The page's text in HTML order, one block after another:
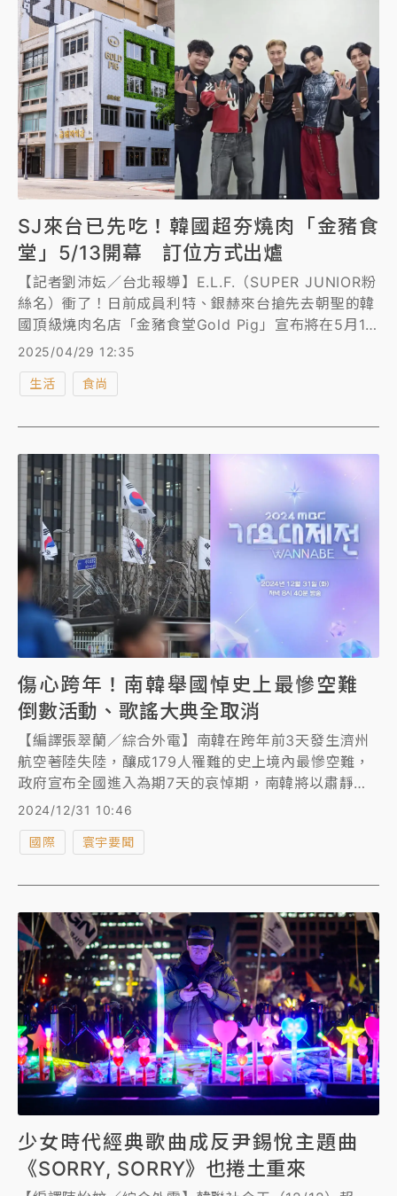
SJ來台已先吃！韓國超夯燒肉「金豬食
堂」5/13開幕 訂位方式出爐
【記者劉沛妘／台北報導】E.L.F.（SUPER JUNIOR粉
絲名）衝了！日前成員利特、銀赫來台搶先去朝聖的韓
國頂級燒肉名店「金豬食堂Gold Pig」宣布將在5月13
日插旗台北中山區正式開幕！事實上，金豬食堂在韓國
並沒有開放訂位，且現場候位至少2小時，但現在台灣
首店破天荒祭出預約機制，開幕首月將開放「國泰世華
2025/04/29 12:35
生活 食尚
傷心跨年！南韓舉國悼史上最慘空難
倒數活動、歌謠大典全取消
【編譯張翠蘭／綜合外電】南韓在跨年前3天發生濟州
航空著陸失陸，釀成179人罹難的史上境內最慘空難，
政府宣布全國進入為期7天的哀悼期，南韓將以肅靜方
式迎接2025年，各地熱門地區周二（12/31）倒數計時
典》延播、SBS演藝大賞也跟進取消直播。
2024/12/31 10:46
國際 寰宇要聞
少女時代經典歌曲成反尹錫悅主題曲
《SORRY, SORRY》也捲土重來